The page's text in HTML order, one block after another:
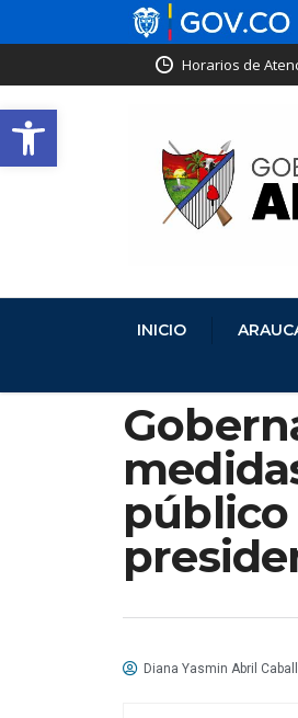
Abrir barra de herramientas
Horarios de
INICIO
público
Diana Yasmin Abril